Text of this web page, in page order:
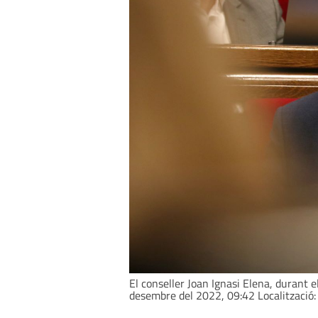
El conseller Joan Ignasi Elena, durant
desembre del 2022, 09:42